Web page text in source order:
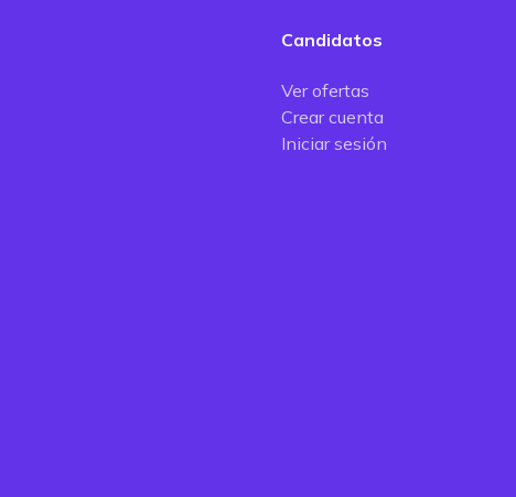
Candidatos
Ver ofertas
Crear cuenta
Iniciar sesión